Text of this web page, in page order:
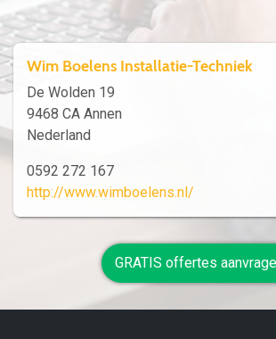
Wim Boelens Installatie-Techniek
De Wolden 19
9468 CA Annen
Nederland
0592 272 167
http://www.wimboelens.nl/
GRATIS offertes